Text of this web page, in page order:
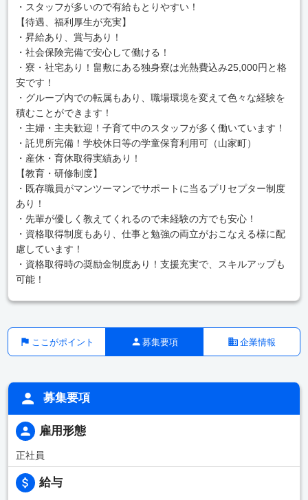
・スタッフが多いので有給もとりやすい！
【待遇、福利厚生が充実】
・昇給あり、賞与あり！
・社会保険完備で安心して働ける！
・寮・社宅あり！畠敷にある独身寮は光熱費込み25,000円と格
安です！
・グループ内での転属もあり、職場環境を変えて色々な経験を
積むことができます！
・主婦・主夫歓迎！子育て中のスタッフが多く働いています！
・託児所完備！学校休日等の学童保育利用可（山家町）
・産休・育休取得実績あり！
【教育・研修制度】
・既存職員がマンツーマンでサポートに当るプリセプター制度
あり！
・先輩が優しく教えてくれるので未経験の方でも安心！
・資格取得制度もあり、仕事と勉強の両立がおこなえる様に配
慮しています！
・資格取得時の奨励金制度あり！支援充実で、スキルアップも
可能！
ここがポイント 募集要項 企業情報
募集要項
雇用形態
正社員
給与